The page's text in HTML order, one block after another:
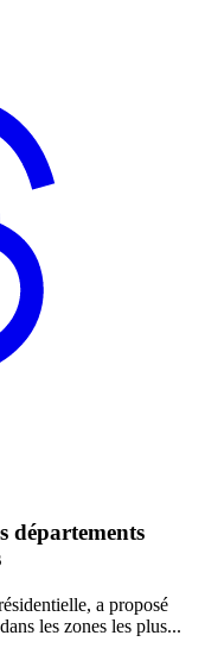
départements
a proposé
les zones les plus...